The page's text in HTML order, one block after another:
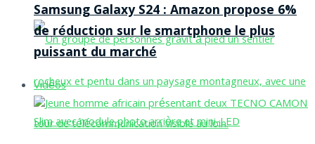
Samsung Galaxy S24 : Amazon propose 6%
de réduction sur le smartphone le plus
puissant du marché
Vidéos